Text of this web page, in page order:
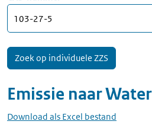
Emissie naarWater
Download als Excel bestand